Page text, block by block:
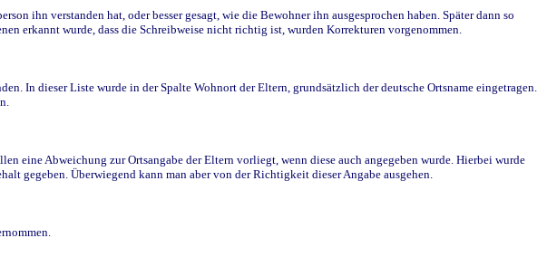
ihn verstanden hat, oder besser gesagt, wie die Bewohner ihn ausgesprochen haben. Später dann so
erkannt wurde, dass die Schreibweise nicht richtig ist, wurden Korrekturen vorgenommen.
In dieser Liste wurde in der Spalte Wohnort der Eltern, grundsätzlich der deutsche Ortsname eingetragen.
eine Abweichung zur Ortsangabe der Eltern vorliegt, wenn diese auch angegeben wurde. Hierbei wurde
gegeben. Überwiegend kann man aber von der Richtigkeit dieser Angabe ausgehen.